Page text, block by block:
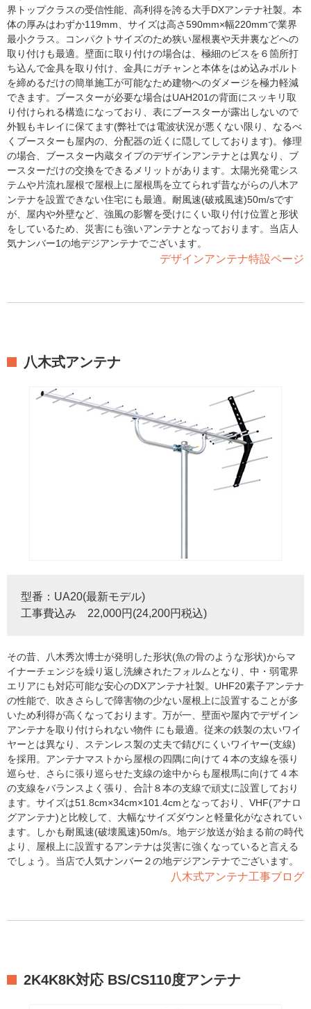
界トップクラスの受信性能、高利得を誇る大手DXアンテナ社製。本
体の厚みはわずか119mm、サイズは高さ590mm×幅220mmで業界
最小クラス。コンパクトサイズのため狭い屋根裏や天井裏などへの
取り付けも最適。壁面に取り付けの場合は、極細のビスを６箇所打
ち込んで金具を取り付け、金具にガチャンと本体をはめ込みボルト
を締めるだけの簡単施工が可能なため建物へのダメージを極力軽減
できます。ブースターが必要な場合はUAH201の背面にスッキリ取
り付けられる構造になっており、表にブースターが露出しないので
外観もキレイに保てます(弊社では電波状況が悪くない限り、なるべ
くブースターも屋内の、分配器の近くに隠してしております)。修理
の場合、ブースター内蔵タイプのデザインアンテナとは異なり、ブ
ースターだけの交換をできるメリットがあります。太陽光発電シス
テムや片流れ屋根で屋根上に屋根馬を立てられず昔ながらの八木ア
ンテナを設置できない住宅にも最適。耐風速(破戒風速)50m/sです
が、屋内や外壁など、強風の影響を受けにくい取り付け位置と形状
をしているため、災害にも強いアンテナとなっております。当店人
気ナンバー1の地デジアンテナでございます。
デザインアンテナ特設ページ
八木式アンテナ
型番：UA20(最新モデル)
工事費込み 22,000円(24,200円税込)
その昔、八木秀次博士が発明した形状(魚の骨のような形状)からマ
イナーチェンジを繰り返し洗練されたフォルムとなり、中・弱電界
エリアにも対応可能な安心のDXアンテナ社製。UHF20素子アンテナ
の性能で、吹きさらしで障害物の少ない屋根上に設置することが多
いため利得が高くなっております。万が一、壁面や屋内でデザイン
アンテナを取り付けられない物件 にも最適。従来の鉄製の太いワイ
ヤーとは異なり、ステンレス製の丈夫で錆びにくいワイヤー(支線)
を採用。アンテナマストから屋根の四隅に向けて４本の支線を張り
巡らせ、さらに張り巡らせた支線の途中からも屋根馬に向けて４本
の支線をバランスよく張り、合計８本の支線で頑丈に設置しており
ます。サイズは51.8cm×34cm×101.4cmとなっており、VHF(アナロ
グアンテナ)と比較して、大幅なサイズダウンと軽量化がなされてい
ます。しかも耐風速(破壊風速)50m/s。地デジ放送が始まる前の時代
より、屋根上に設置するアンテナは災害に強くなっていると言える
でしょう。当店で人気ナンバー２の地デジアンテナでございます。
八木式アンテナ工事ブログ
2K4K8K対応 BS/CS110度アンテナ